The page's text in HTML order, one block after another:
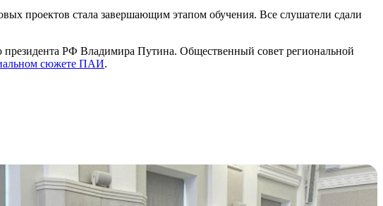
проектов стала завершающим этапом обучения. Все слушатели сдали
президента РФ Владимира Путина. Общественный совет региональной
сюжете ПАИ.